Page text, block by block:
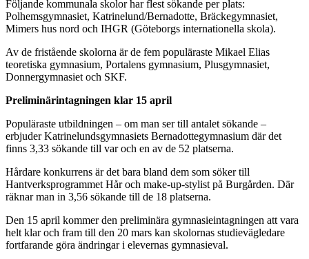
Följande kommunala skolor har flest sökande per plats:
Polhemsgymnasiet, Katrinelund/Bernadotte, Bräckegymnasiet,
Mimers hus nord och IHGR (Göteborgs internationella skola).
Av de fristående skolorna är de fem populäraste Mikael Elias
teoretiska gymnasium, Portalens gymnasium, Plusgymnasiet,
Donnergymnasiet och SKF.
Preliminärintagningen klar 15 april
Populäraste utbildningen – om man ser till antalet sökande –
erbjuder Katrinelundsgymnasiets Bernadottegymnasium där det
finns 3,33 sökande till var och en av de 52 platserna.
Hårdare konkurrens är det bara bland dem som söker till
Hantverksprogrammet Hår och make-up-stylist på Burgården. Där
räknar man in 3,56 sökande till de 18 platserna.
Den 15 april kommer den preliminära gymnasieintagningen att vara
helt klar och fram till den 20 mars kan skolornas studievägledare
fortfarande göra ändringar i elevernas gymnasieval.